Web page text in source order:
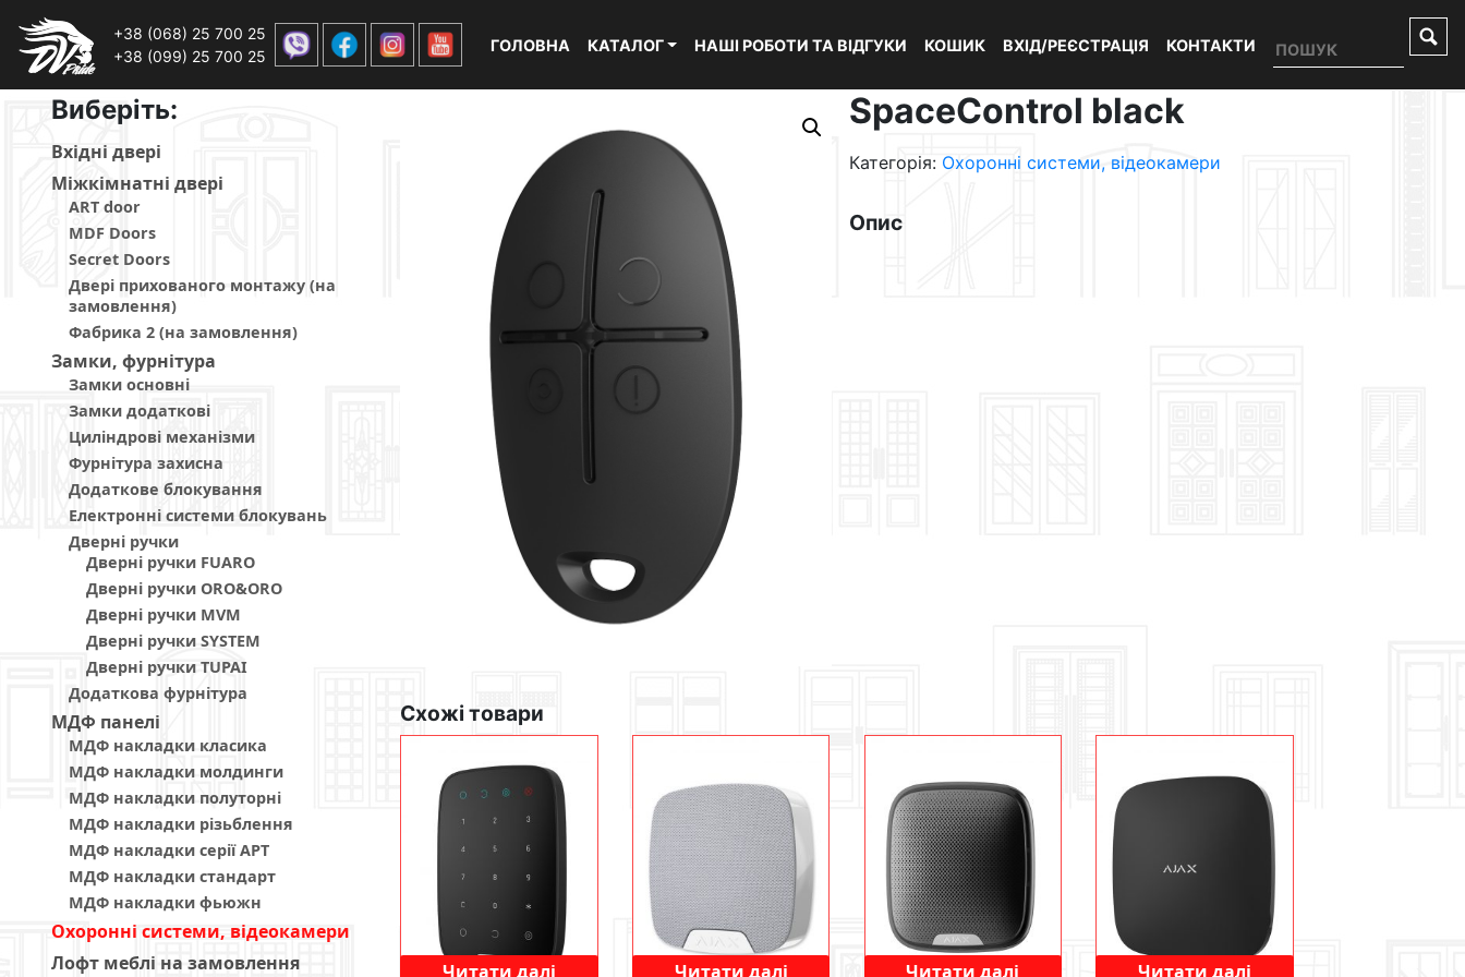
+38 (068) 25 700 25
+38 (099) 25 700 25
ГОЛОВНА КАТАЛОГ НАШІ РОБОТИ ТА ВІДГУКИ КОШИК ВХІД/РЕЄСТРАЦІЯ КОНТАКТИ
Виберiть:
Вхiднi дверi
Мiжкiмнатнi дверi
ART door
MDF Doors
Secret Doors
Двері прихованого монтажу (на
замовлення)
Фабрика 2 (на замовлення)
Замки, фурнітура
Замки основні
Замки додаткові
Циліндрові механізми
Фурнітура захисна
Додаткове блокування
Електронні системи блокувань
Дверні ручки
Дверні ручки FUARO
Дверні ручки ORO&ORO
Дверні ручки MVM
Дверні ручки SYSTEM
Дверні ручки TUPAI
Додаткова фурнітура
МДФ панелi
МДФ накладки класика
МДФ накладки молдинги
МДФ накладки полуторні
МДФ накладки різьблення
МДФ накладки серії АРТ
МДФ накладки стандарт
МДФ накладки фьюжн
Охоронні системи, відеокамери
Лофт меблі на замовлення
SpaceControl black
Категорія: Охоронні системи, відеокамери
Опис
Схожі товари
Читати далі Читати далі Читати далі Читати далі